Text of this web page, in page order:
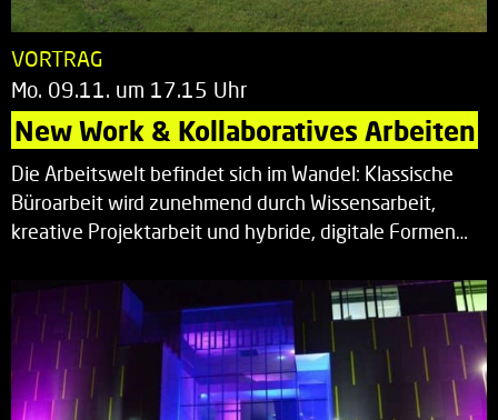
VORTRAG
Mo. 09.11. um 17.15 Uhr
New Work & Kollaboratives Arbeiten
Die Arbeitswelt befindet sich im Wandel: Klassische
Büroarbeit wird zunehmend durch Wissensarbeit,
kreative Projektarbeit und hybride, digitale Formen…